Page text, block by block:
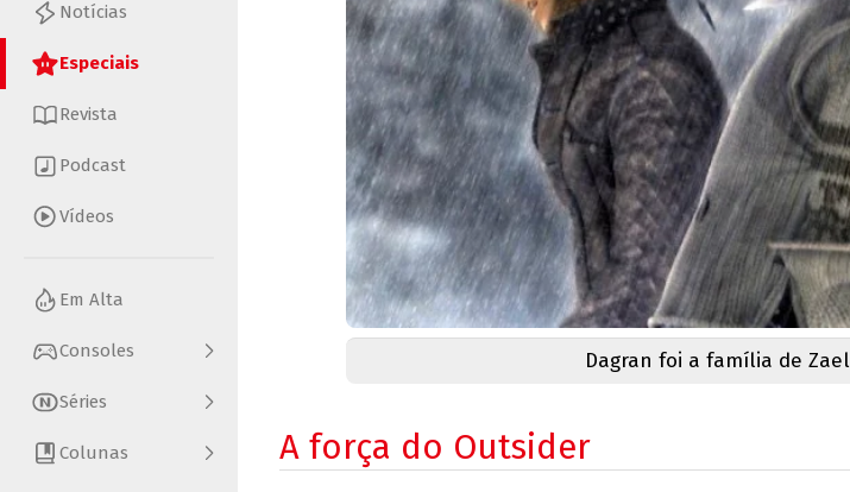
Notícias
Especiais
Revista
Podcast
Vídeos
Em Alta
Consoles
Séries
Colunas
Dagran foi a família de Zael
A força do Outsider